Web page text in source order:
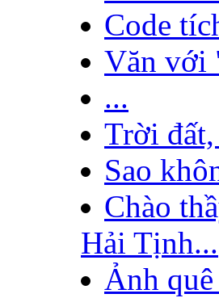
Code
Văn với
...
Trời
Sao
Chào
Hải Tịnh...
Ảnh